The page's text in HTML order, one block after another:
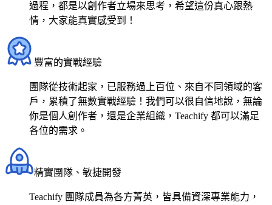
過程，都是以創作者立場來思考，希望這份真心跟熱
情，大家能真實感受到！
豐富的實戰經驗
團隊從技術起家，已服務過上百位、來自不同領域的客
戶，累積了無數實戰經驗！我們可以很自信地說，無論
你是個人創作者，還是企業組織，Teachify 都可以滿足
各位的需求。
精實團隊、敏捷開發
Teachify 團隊成員為各方菁英，皆具備資深專業能力，